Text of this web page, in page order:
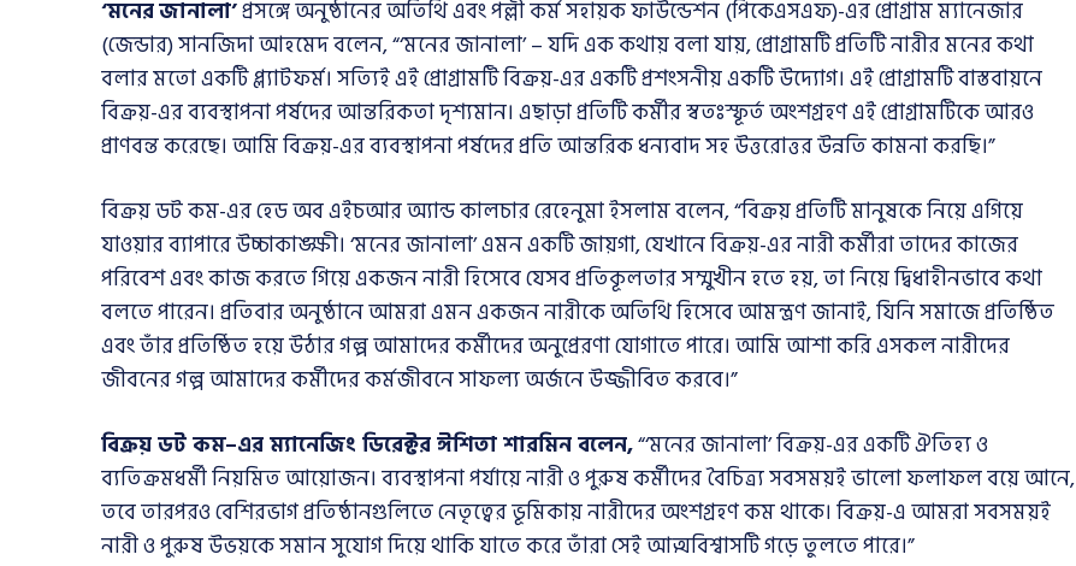
‘মনেরজানালা’প্রসঙ্গে অনুষ্ঠানের অতিথি এবং পল্লী কর্ম সহায়ক ফাউন্ডেশন (পিকেএসএফ)-এর প্রোগ্রাম ম্যানেজার
(জেন্ডার) সানজিদা আহমেদ বলেন, “‘মনের জানালা’ – যদি এক কথায় বলা যায়, প্রোগ্রামটি প্রতিটি নারীর মনের কথা
বলার মতো একটি প্ল্যাটফর্ম। সত্যিই এই প্রোগ্রামটি বিক্রয়-এর একটি প্রশংসনীয় একটি উদ্যোগ। এই প্রোগ্রামটি বাস্তবায়নে
বিক্রয়-এর ব্যবস্থাপনা পর্ষদের আন্তরিকতা দৃশ্যমান। এছাড়া প্রতিটি কর্মীর স্বতঃস্ফূর্ত অংশগ্রহণ এই প্রোগ্রামটিকে আরও
প্রাণবন্ত করেছে। আমি বিক্রয়-এর ব্যবস্থাপনা পর্ষদের প্রতি আন্তরিক ধন্যবাদ সহ উত্তরোত্তর উন্নতি কামনা করছি।”
বিক্রয় ডট কম-এর হেড অব এইচআর অ্যান্ড কালচার রেহেনুমা ইসলাম বলেন, “বিক্রয় প্রতিটি মানুষকে নিয়ে এগিয়ে
যাওয়ার ব্যাপারে উচ্চাকাঙ্ক্ষী। ‘মনের জানালা’ এমন একটি জায়গা, যেখানে বিক্রয়-এর নারী কর্মীরা তাদের কাজের
পরিবেশ এবং কাজ করতে গিয়ে একজন নারী হিসেবে যেসব প্রতিকূলতার সম্মুখীন হতে হয়, তা নিয়ে দ্বিধাহীনভাবে কথা
বলতে পারেন। প্রতিবার অনুষ্ঠানে আমরা এমন একজন নারীকে অতিথি হিসেবে আমন্ত্রণ জানাই, যিনি সমাজে প্রতিষ্ঠিত
এবং তাঁর প্রতিষ্ঠিত হয়ে উঠার গল্প আমাদের কর্মীদের অনুপ্রেরণা যোগাতে পারে। আমি আশা করি এসকল নারীদের
জীবনের গল্প আমাদের কর্মীদের কর্মজীবনে সাফল্য অর্জনে উজ্জীবিত করবে।”
বিক্রয়ডট কম–এরম্যানেজিং ডিরেক্টর ঈশিতা শারমিন বলেন,“‘মনের জানালা’ বিক্রয়-এর একটি ঐতিহ্য ও
ব্যতিক্রমধর্মী নিয়মিত আয়োজন। ব্যবস্থাপনা পর্যায়ে নারী ও পুরুষ কর্মীদের বৈচিত্র্য সবসময়ই ভালো ফলাফল বয়ে আনে,
তবে তারপরও বেশিরভাগ প্রতিষ্ঠানগুলিতে নেতৃত্বের ভূমিকায় নারীদের অংশগ্রহণ কম থাকে। বিক্রয়-এ আমরা সবসময়ই
নারী ও পুরুষ উভয়কে সমান সুযোগ দিয়ে থাকি যাতে করে তাঁরা সেই আত্মবিশ্বাসটি গড়ে তুলতে পারে।”